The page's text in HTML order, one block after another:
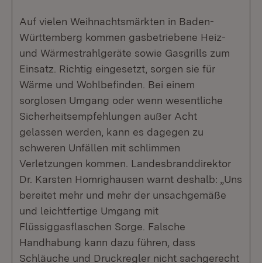
Auf vielen Weihnachtsmärkten in Baden-
Württemberg kommen gasbetriebene Heiz-
und Wärmestrahlgeräte sowie Gasgrills zum
Einsatz. Richtig eingesetzt, sorgen sie für
Wärme und Wohlbefinden. Bei einem
sorglosen Umgang oder wenn wesentliche
Sicherheitsempfehlungen außer Acht
gelassen werden, kann es dagegen zu
schweren Unfällen mit schlimmen
Verletzungen kommen. Landesbranddirektor
Dr. Karsten Homrighausen warnt deshalb: „Uns
bereitet mehr und mehr der unsachgemäße
und leichtfertige Umgang mit
Flüssiggasflaschen Sorge. Falsche
Handhabung kann dazu führen, dass
Schläuche und Druckregler nicht sachgerecht